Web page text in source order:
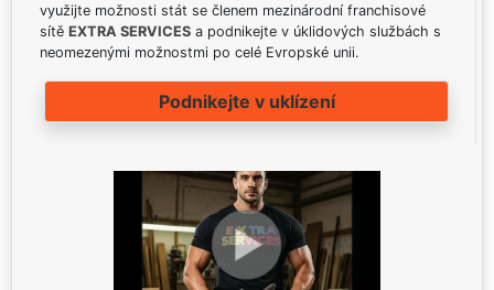
využijte možnosti stát se členem mezinárodní franchisové
sítě EXTRA SERVICES a podnikejte v úklidových službách s
neomezenými možnostmi po celé Evropské unii.
Podnikejte v uklízení